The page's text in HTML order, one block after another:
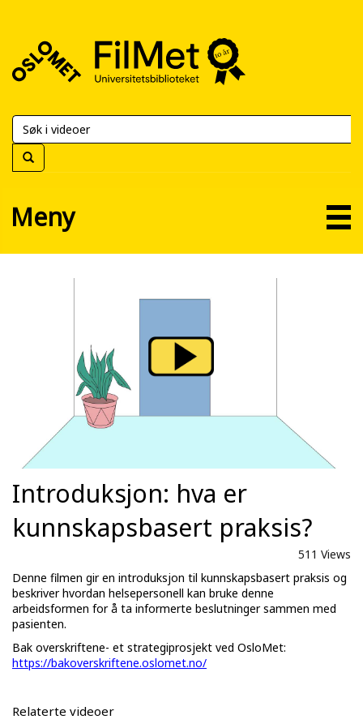
FilMet
Universitetsbiblioteket
Meny
Introduksjon: hva er
kunnskapsbasert praksis?
511 Views
Denne filmen gir en introduksjon til kunnskapsbasert praksis og
beskriver hvordan helsepersonell kan bruke denne
arbeidsformen for å ta informerte beslutninger sammen med
pasienten.
Bak overskriftene- et strategiprosjekt ved OsloMet:
https://bakoverskriftene.oslomet.no/
Relaterte videoer